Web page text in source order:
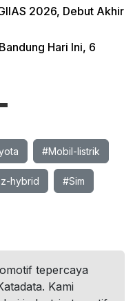
2026, Debut Akhir
Hari Ini, 6
#Mobil-listrik
hybrid #Sim
tepercaya
Kami